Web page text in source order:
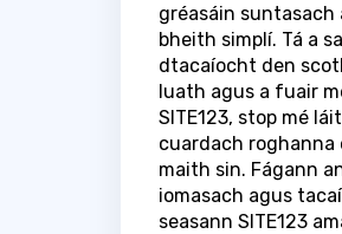
gréasáin
bheith simplí. Tá a
dtacaíocht den
luath agus a fuair
SITE123, stop mé
cuardach roghanna
maith sin. Fágann
iomasach agus
seasann SITE123